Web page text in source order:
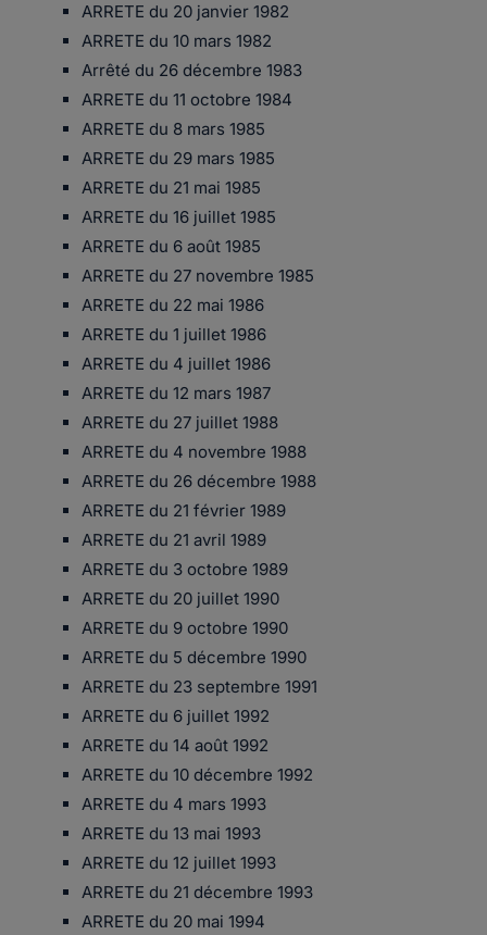
ARRETE du 20 janvier 1982
ARRETE du 10 mars 1982
Arrêté du 26 décembre 1983
ARRETE du 11 octobre 1984
ARRETE du 8 mars 1985
ARRETE du 29 mars 1985
ARRETE du 21 mai 1985
ARRETE du 16 juillet 1985
ARRETE du 6 août 1985
ARRETE du 27 novembre 1985
ARRETE du 22 mai 1986
ARRETE du 1 juillet 1986
ARRETE du 4 juillet 1986
ARRETE du 12 mars 1987
ARRETE du 27 juillet 1988
ARRETE du 4 novembre 1988
ARRETE du 26 décembre 1988
ARRETE du 21 février 1989
ARRETE du 21 avril 1989
ARRETE du 3 octobre 1989
ARRETE du 20 juillet 1990
ARRETE du 9 octobre 1990
ARRETE du 5 décembre 1990
ARRETE du 23 septembre 1991
ARRETE du 6 juillet 1992
ARRETE du 14 août 1992
ARRETE du 10 décembre 1992
ARRETE du 4 mars 1993
ARRETE du 13 mai 1993
ARRETE du 12 juillet 1993
ARRETE du 21 décembre 1993
ARRETE du 20 mai 1994